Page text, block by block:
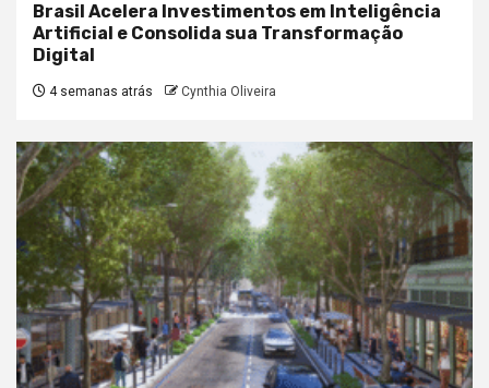
Brasil Acelera Investimentos em Inteligência
Artificial e Consolida sua Transformação
Digital
4 semanas atrás Cynthia Oliveira